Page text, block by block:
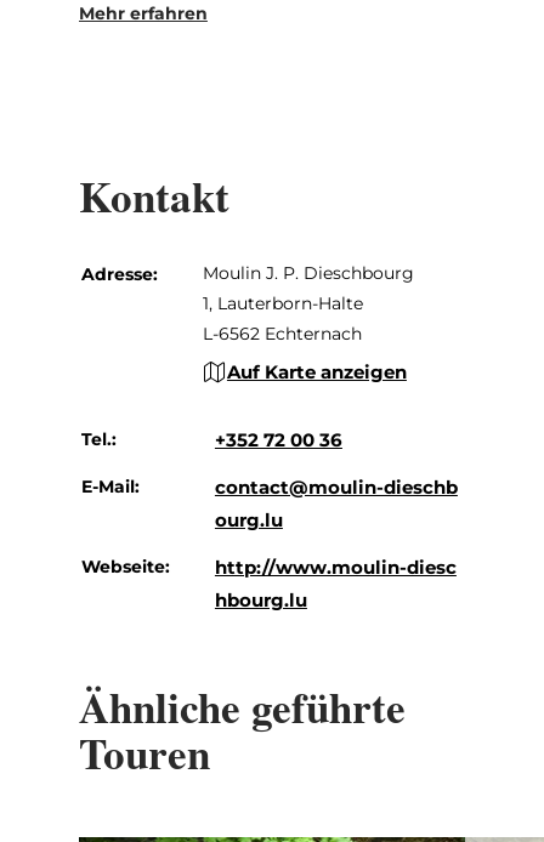
Mehr erfahren
Kontakt
Adresse:
Moulin J. P. Dieschbourg
1, Lauterborn-Halte
L-6562 Echternach
Auf Karte anzeigen
Tel.: +352 72 00 36
E-Mail:
contact@moulin-dieschb
ourg.lu
Webseite:
http://www.moulin-diesc
hbourg.lu
Ähnliche geführte
Touren